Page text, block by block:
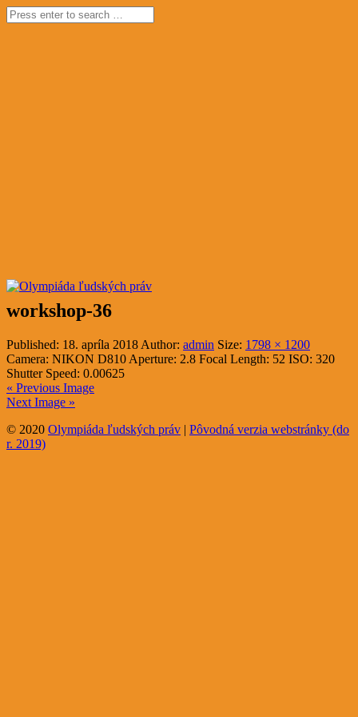
workshop-36
Published: 18. apríla 2018 Author: admin Size: 1798 × 1200
Camera: NIKON D810 Aperture: 2.8 Focal Length: 52 ISO: 320
Shutter Speed: 0.00625
« Previous Image
Next Image »
© 2020 Olympiáda ľudských práv | Pôvodná verzia webstránky (do
r. 2019)